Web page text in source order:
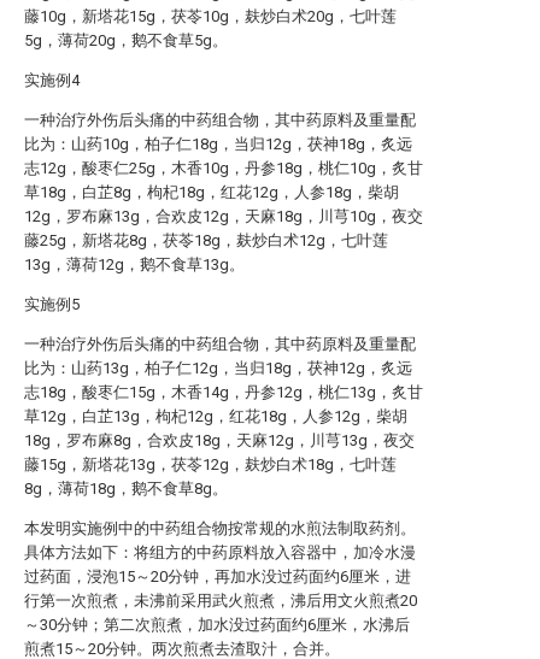
藤10g，新塔花15g，茯苓10g，麸炒白术20g，七叶莲
5g，薄荷20g，鹅不食草5g。
实施例4
一种治疗外伤后头痛的中药组合物，其中药原料及重量配
比为：山药10g，柏子仁18g，当归12g，茯神18g，炙远
志12g，酸枣仁25g，木香10g，丹参18g，桃仁10g，炙甘
草18g，白芷8g，枸杞18g，红花12g，人参18g，柴胡
12g，罗布麻13g，合欢皮12g，天麻18g，川芎10g，夜交
藤25g，新塔花8g，茯苓18g，麸炒白术12g，七叶莲
13g，薄荷12g，鹅不食草13g。
实施例5
一种治疗外伤后头痛的中药组合物，其中药原料及重量配
比为：山药13g，柏子仁12g，当归18g，茯神12g，炙远
志18g，酸枣仁15g，木香14g，丹参12g，桃仁13g，炙甘
草12g，白芷13g，枸杞12g，红花18g，人参12g，柴胡
18g，罗布麻8g，合欢皮18g，天麻12g，川芎13g，夜交
藤15g，新塔花13g，茯苓12g，麸炒白术18g，七叶莲
8g，薄荷18g，鹅不食草8g。
本发明实施例中的中药组合物按常规的水煎法制取药剂。
具体方法如下：将组方的中药原料放入容器中，加冷水漫
过药面，浸泡15～20分钟，再加水没过药面约6厘米，进
行第一次煎煮，未沸前采用武火煎煮，沸后用文火煎煮20
～30分钟；第二次煎煮，加水没过药面约6厘米，水沸后
煎煮15～20分钟。两次煎煮去渣取汁，合并。